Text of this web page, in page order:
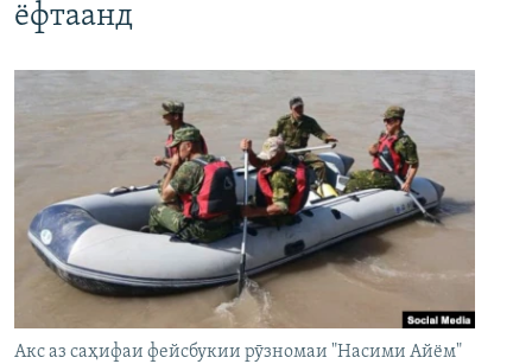
ёфтаанд
Акс аз саҳифаи фейсбукии рӯзномаи "Насими Айём"